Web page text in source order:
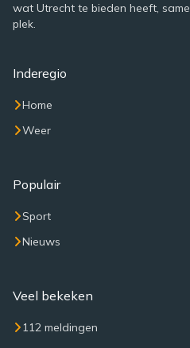
wat Utrecht te bieden heeft,
plek.
Inderegio
Home
Weer
Populair
Sport
Nieuws
Veel bekeken
112 meldingen